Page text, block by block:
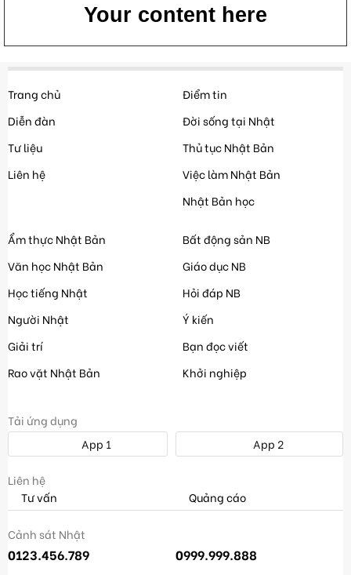
Your content here
Trang chủ
Diễn đàn
Tư liệu
Liên hệ
Điểm tin
Đời sống tại Nhật
Thủ tục Nhật Bản
Việc làm Nhật Bản
Nhật Bản học
Ẩm thực Nhật Bản
Văn học Nhật Bản
Học tiếng Nhật
Người Nhật
Giải trí
Rao vặt Nhật Bản
Bất động sản NB
Giáo dục NB
Hỏi đáp NB
Ý kiến
Bạn đọc viết
Khởi nghiệp
Tải ứng dụng
App 1
App 2
Liên hệ
Tư vấn
Quảng cáo
Cảnh sát Nhật
0123.456.789 0999.999.888